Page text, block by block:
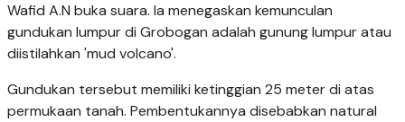
Wafid A.N buka suara. Ia menegaskan kemunculan
gundukan lumpur di Grobogan adalah gunung lumpur atau
diistilahkan 'mud volcano'.
Gundukan tersebut memiliki ketinggian 25 meter di atas
permukaan tanah. Pembentukannya disebabkan natural